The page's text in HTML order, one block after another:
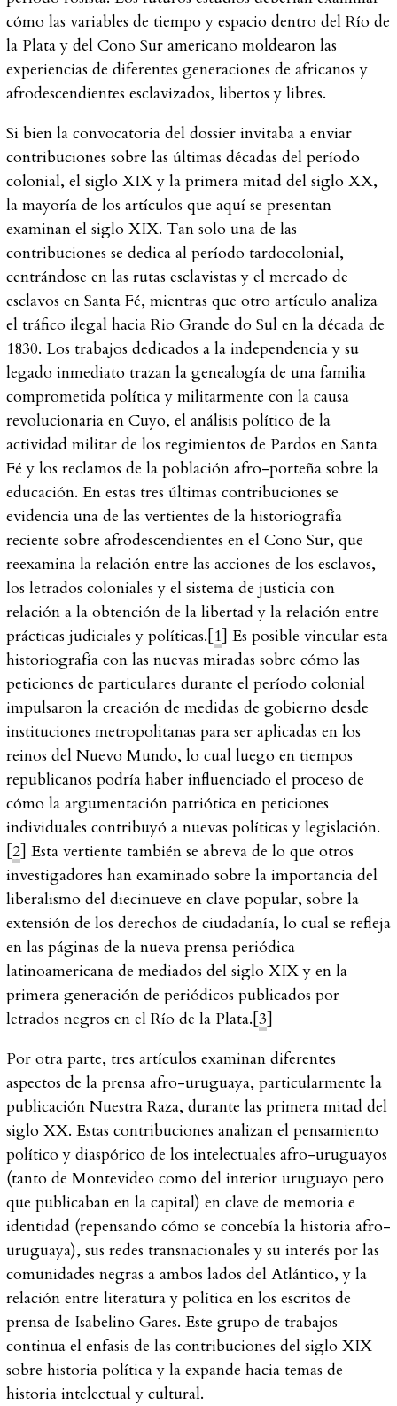
cómo las variables de tiempo y espacio dentro del Río de
la Plata y del Cono Sur americano moldearon las
experiencias de diferentes generaciones de africanos y
afrodescendientes esclavizados, libertos y libres.
Si bien la convocatoria del dossier invitaba a enviar
contribuciones sobre las últimas décadas del período
colonial, el siglo XIX y la primera mitad del siglo XX,
la mayoría de los artículos que aquí se presentan
examinan el siglo XIX. Tan solo una de las
contribuciones se dedica al período tardocolonial,
centrándose en las rutas esclavistas y el mercado de
esclavos en Santa Fé, mientras que otro artículo analiza
el tráfico ilegal hacia Rio Grande do Sul en la década de
1830. Los trabajos dedicados a la independencia y su
legado inmediato trazan la genealogía de una familia
comprometida política y militarmente con la causa
revolucionaria en Cuyo, el análisis político de la
actividad militar de los regimientos de Pardos en Santa
Fé y los reclamos de la población afro-porteña sobre la
educación. En estas tres últimas contribuciones se
evidencia una de las vertientes de la historiografía
reciente sobre afrodescendientes en el Cono Sur, que
reexamina la relación entre las acciones de los esclavos,
los letrados coloniales y el sistema de justicia con
relación a la obtención de la libertad y la relación entre
prácticas judiciales y políticas.[1] Es posible vincular esta
historiografía con las nuevas miradas sobre cómo las
peticiones de particulares durante el período colonial
impulsaron la creación de medidas de gobierno desde
instituciones metropolitanas para ser aplicadas en los
reinos del Nuevo Mundo, lo cual luego en tiempos
republicanos podría haber influenciado el proceso de
cómo la argumentación patriótica en peticiones
individuales contribuyó a nuevas políticas y legislación.
[2] Esta vertiente también se abreva de lo que otros
investigadores han examinado sobre la importancia del
liberalismo del diecinueve en clave popular, sobre la
extensión de los derechos de ciudadanía, lo cual se refleja
en las páginas de la nueva prensa periódica
latinoamericana de mediados del siglo XIX y en la
primera generación de periódicos publicados por
letrados negros en el Río de la Plata.[3]
Por otra parte, tres artículos examinan diferentes
aspectos de la prensa afro-uruguaya, particularmente la
publicación Nuestra Raza, durante las primera mitad del
siglo XX. Estas contribuciones analizan el pensamiento
político y diaspórico de los intelectuales afro-uruguayos
(tanto de Montevideo como del interior uruguayo pero
que publicaban en la capital) en clave de memoria e
identidad (repensando cómo se concebía la historia afro-
uruguaya), sus redes transnacionales y su interés por las
comunidades negras a ambos lados del Atlántico, y la
relación entre literatura y política en los escritos de
prensa de Isabelino Gares. Este grupo de trabajos
continua el enfasis de las contribuciones del siglo XIX
sobre historia política y la expande hacia temas de
historia intelectual y cultural.